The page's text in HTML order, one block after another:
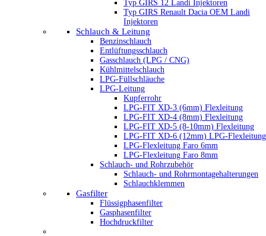
Typ GIRS 12 Landi Injektoren
Typ GIRS Renault Dacia OEM Landi
Injektoren
Schlauch & Leitung
Benzinschlauch
Entlüftungsschlauch
Gasschlauch (LPG / CNG)
Kühlmittelschlauch
LPG-Füllschläuche
LPG-Leitung
Kupferrohr
LPG-FIT XD-3 (6mm) Flexleitung
LPG-FIT XD-4 (8mm) Flexleitung
LPG-FIT XD-5 (8-10mm) Flexleitung
LPG-FIT XD-6 (12mm) LPG-Flexleitung
LPG-Flexleitung Faro 6mm
LPG-Flexleitung Faro 8mm
Schlauch- und Rohrzubehör
Schlauch- und Rohrmontagehalterungen
Schlauchklemmen
Gasfilter
Flüssigphasenfilter
Gasphasenfilter
Hochdruckfilter